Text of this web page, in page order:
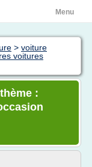
Menu
> voiture
voitures
: